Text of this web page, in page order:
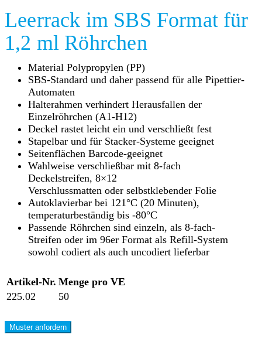
Leerrack im SBS Format für
1,2 ml Röhrchen
Material Polypropylen (PP)
SBS-Standard und daher passend für alle Pipettier-
Automaten
Halterahmen verhindert Herausfallen der
Einzelröhrchen (A1-H12)
Deckel rastet leicht ein und verschließt fest
Stapelbar und für Stacker-Systeme geeignet
Seitenflächen Barcode-geeignet
Wahlweise verschließbar mit 8-fach
Deckelstreifen, 8×12
Verschlussmatten oder selbstklebender Folie
Autoklavierbar bei 121°C (20 Minuten),
temperaturbeständig bis -80°C
Passende Röhrchen sind einzeln, als 8-fach-
Streifen oder im 96er Format als Refill-System
sowohl codiert als auch uncodiert lieferbar
Artikel-Nr. Menge pro VE
225.02
50
Muster anfordern